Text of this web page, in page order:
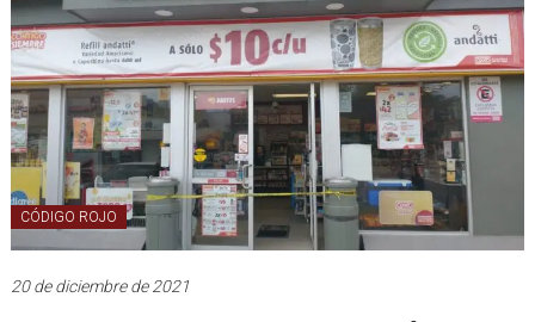
CÓDIGO ROJO
20 de diciembre de 2021